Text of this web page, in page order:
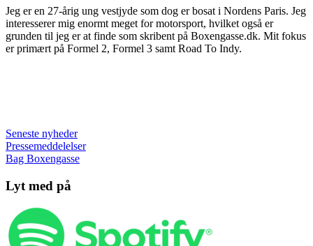
Jeg er en 27-årig ung vestjyde som dog er bosat i Nordens Paris. Jeg
interesserer mig enormt meget for motorsport, hvilket også er
grunden til jeg er at finde som skribent på Boxengasse.dk. Mit fokus
er primært på Formel 2, Formel 3 samt Road To Indy.
Seneste nyheder
Pressemeddelelser
Bag Boxengasse
Lyt med på